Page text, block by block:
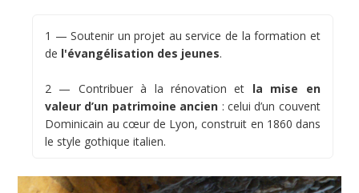
1 — Soutenir un projet au service de la formation et
de l'évangélisation des jeunes.
2 — Contribuer à la rénovation et la mise en
valeur d’un patrimoine ancien : celui d’un couvent
Dominicain au cœur de Lyon, construit en 1860 dans
le style gothique italien.